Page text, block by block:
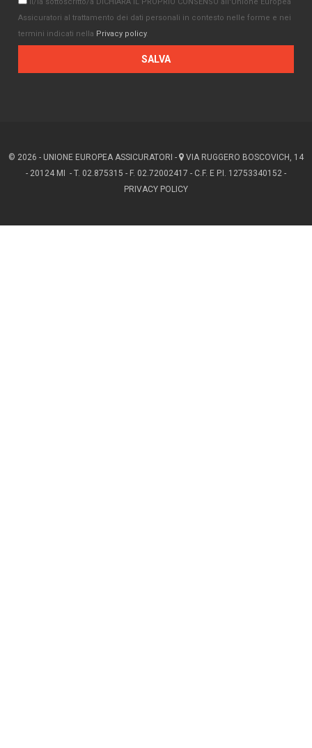
Assicuratori al trattamento dei dati personali in contesto nelle forme e nei
termini indicati nella Privacy policy.
© 2026 - UNIONE EUROPEA ASSICURATORI -
VIA RUGGERO BOSCOVICH, 14
- 20124 MI - T. 02.875315 - F. 02.72002417 - C.F. E P.I. 12753340152 -
PRIVACY POLICY